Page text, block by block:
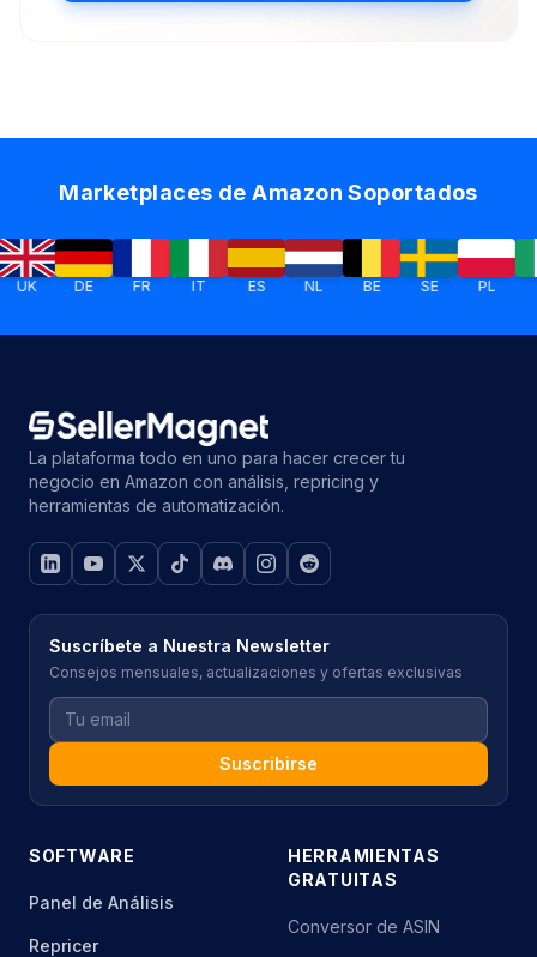
Marketplaces de Amazon Soportados
DE FR IT ES NL BE SE PL IE
La plataforma todo en uno para hacer crecer tu
negocio en Amazon con análisis, repricing y
herramientas de automatización.
Suscríbete a Nuestra Newsletter
Consejos mensuales, actualizaciones y ofertas exclusivas
Suscribirse
SOFTWARE
Panel de Análisis
Repricer
HERRAMIENTAS
GRATUITAS
Conversor de ASIN